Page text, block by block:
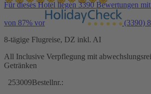
Für dieses Hotel liegen 3390 Bewertungen
von 87% vor (3390)
8-tägige Flugreise, DZ inkl. AI
All Inclusive Verpflegung mit
Getränken
253009Bestellnr.: